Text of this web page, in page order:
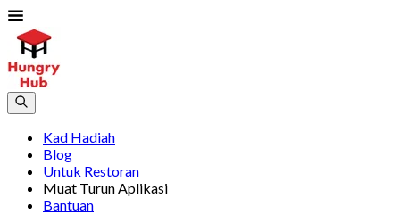
Kad Hadiah
Blog
Untuk Restoran
Muat Turun Aplikasi
Bantuan